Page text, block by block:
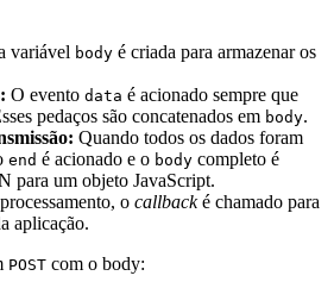
variável body é criada para armazenar os
O evento data é acionado sempre que
pedaços são concatenados em body.
Quando todos os dados foram
end é acionado e o body completo é
para um objeto JavaScript.
o callbacké chamado para
aplicação.
POST com o body: